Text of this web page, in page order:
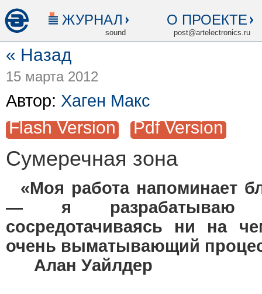
ЖУРНАЛ
sound
О ПРОЕКТЕ
post@artelectronics.ru
« Назад
15 марта 2012
Автор: Хаген Макс
Flash Version Pdf Version
Сумеречная зона
«Моя работа напоминает
— я разрабатываю
сосредотачиваясь ни на
очень выматывающий
Алан Уайлдер